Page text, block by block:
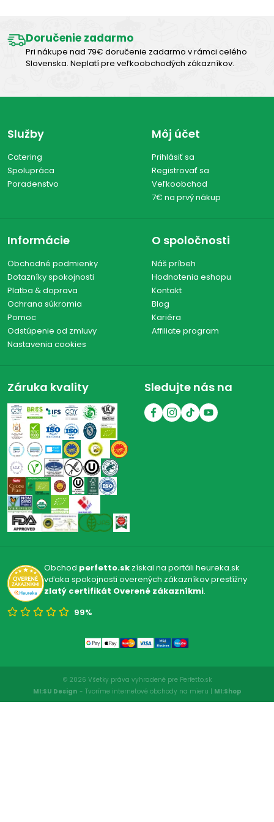
Doručenie zadarmo
Pri nákupe nad 79€ doručenie zadarmo v rámci celého
Slovenska. Neplatí pre veľkoobchodých zákazníkov.
Služby
Catering
Spolupráca
Poradenstvo
Môj účet
Prihlásiť sa
Registrovať sa
Veľkoobchod
7€ na prvý nákup
Informácie
Obchodné podmienky
Dotazníky spokojnosti
Platba & doprava
Ochrana súkromia
Pomoc
Odstúpenie od zmluvy
Nastavenia cookies
O spoločnosti
Náš príbeh
Hodnotenia eshopu
Kontakt
Blog
Kariéra
Affiliate program
Záruka kvality Sledujte nás na
Obchod perfetto.skzískal na portáli heureka.sk
vďaka spokojnosti overených zákazníkov prestížny
zlatý certifikát Overené zákazníkmi.
99%
© 2026 Všetky práva vyhradené pre Perfetto.sk
MI:SU Design - Tvoríme internetové obchody na mieru | MI:Shop